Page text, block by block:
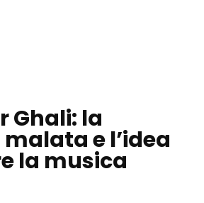
Ghali: la
e l’idea
la musica